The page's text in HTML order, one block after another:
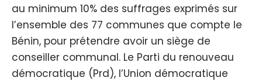
au minimum 10% des suffrages exprimés sur
l’ensemble des 77 communes que compte le
Bénin, pour prétendre avoir un siège de
conseiller communal. Le Parti du renouveau
démocratique (Prd), l’Union démocratique